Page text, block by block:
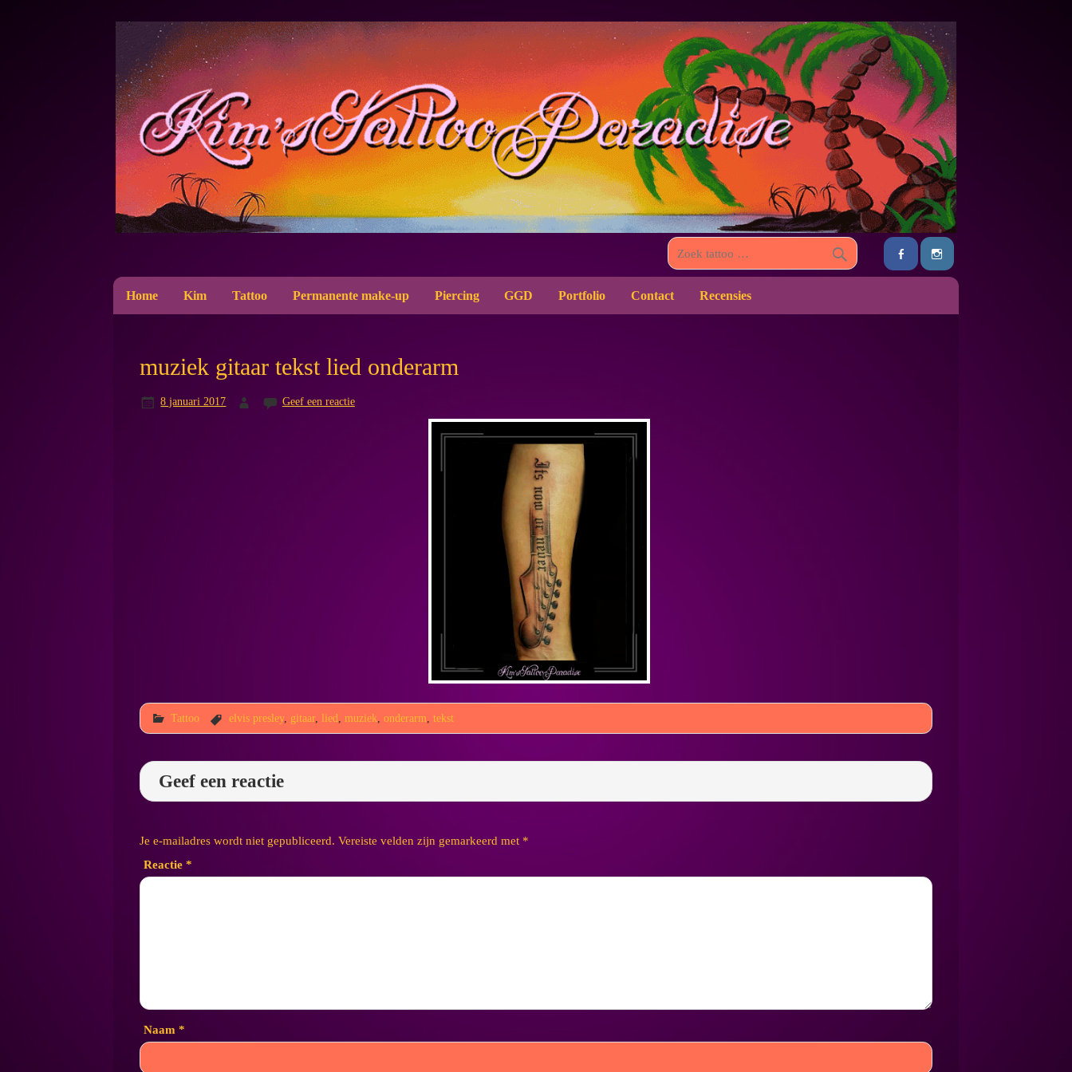
Home Kim Tattoo Permanente make-up Piercing GGD Portfolio Contact Recensies
muziek gitaar tekst lied onderarm
8 januari 2017 Geef een reactie
Tattoo elvis presley, gitaar, lied muziek ,onderarm ,tekst
Geef een reactie
Je e-mailadres wordt niet gepubliceerd. Vereiste velden zijn gemarkeerd met *
Reactie *
Naam *